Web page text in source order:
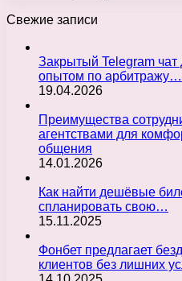
Свежие записи
Закрытый Telegram
опытом по арбитражу…
19.04.2026
Преимущества
агентствами для
общения
14.01.2026
Как найти дешёвые
спланировать свою…
15.11.2025
Фонбет предлагает
клиентов без лишних